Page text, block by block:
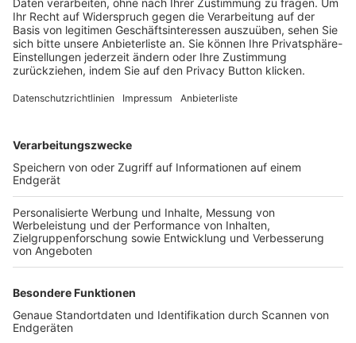
Trainerbörse
Login SpielPlus
FOLGE DEM BFV
TOP-VEREINE
TOP-PARTNER